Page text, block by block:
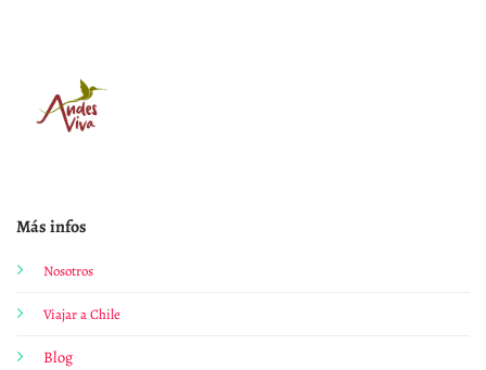
Más infos
Nosotros
Viajar a Chile
Blog